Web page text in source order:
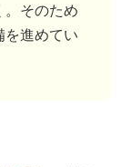
。そのため
を進めてい